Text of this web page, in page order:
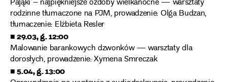
Pająki – najpiękniejsze ozdoby wielkanocne — warsztaty
rodzinne tłumaczone na PJM, prowadzenie: Olga Budzan,
tłumaczenie: Elżbieta Resler
■ 29.03, g. 12:00
Malowanie barankowych dzwonków — warsztaty dla
dorosłych, prowadzenie: Xymena Smreczak
■ 5.04, g. 13:00